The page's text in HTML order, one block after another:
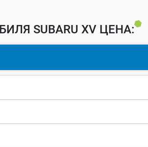
SUBARU XV ЦЕНА: